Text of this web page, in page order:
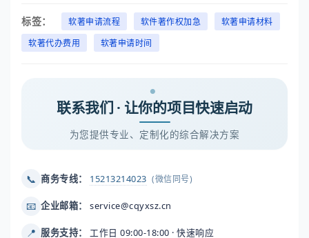
标签： 软著申请流程 软件著作权加急
软著申请材料
软著代办费用
软著申请时间
联系我们 · 让你的项目快速启动
为您提供专业、定制化的综合解决方案
📞 商务专线： 15213214023 (微信同号)
📧 企业邮箱： service@cqyxsz.cn
📍 服务支持： 工作日 09:00-18:00 · 快速响应